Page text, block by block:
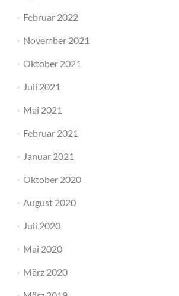
Februar 2022
November 2021
Oktober 2021
Juli 2021
Mai 2021
Februar 2021
Januar 2021
Oktober 2020
August 2020
Juli 2020
Mai 2020
März 2020